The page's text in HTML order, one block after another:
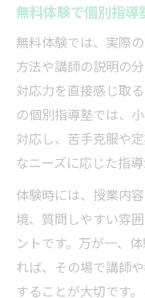
個別指導塾
す
成績向上に
ト
指導法や雰囲気
個別指導塾
無料体験で
る
個別指導
ェック
無料体験で個別指導
無料体験では、実際
方法や講師の説明の
対応力を直接感じ取
の個別指導塾では、
対応し、苦手克服や
なニーズに応じた指導
体験時には、授業内
境、質問しやすい雰
ントです。万が一、
れば、その場で講師
することが大切です